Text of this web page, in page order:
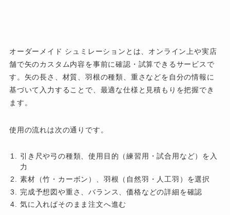
オーダーメイド シュミレーションとは、オンライン上や実店
舗で矢のカスタム内容を事前に確認・試算できるサービスで
す。矢の長さ、材質、羽根の種類、重さなどを自分の情報に
基づいて入力することで、最適な仕様と見積もりを把握でき
ます。
使用の流れは次の通りです。
引き尺や弓の種類、使用目的（練習用・試合用など）を入
力
素材（竹・カーボン）、羽根（自然羽・人工羽）を選択
完成予想図や重さ、バランス、価格などの詳細を確認
気に入ればそのまま注文へ進む